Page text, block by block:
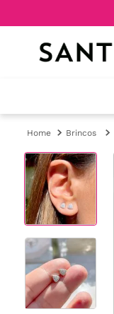
Brincos